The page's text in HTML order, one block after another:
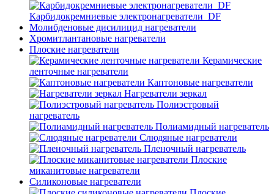
Карбидокремниевые электронагреватели_DF
Молибденовые дисилицид нагреватели
Хромитлантановые нагреватели
Плоские нагреватели
Керамические
ленточные нагреватели
Каптоновые нагреватели
Нагреватели зеркал
Полиэстровый
нагреватель
Полиамидный нагреватель
Слюдяные нагреватели
Пленочный нагреватель
Плоские
миканитовые нагреватели
Силиконовые нагреватели